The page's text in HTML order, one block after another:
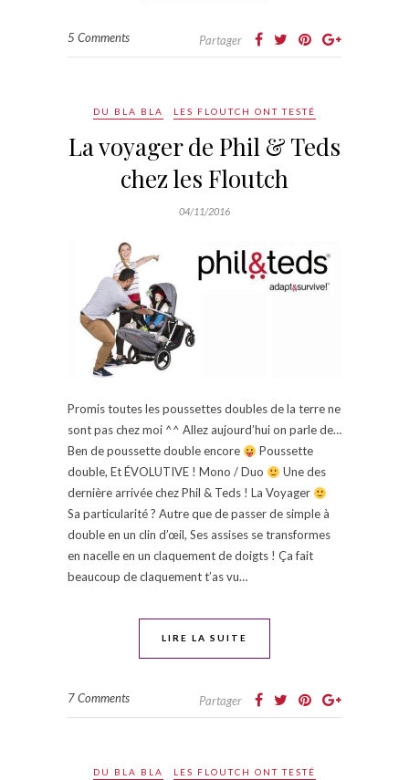
5 Comments Partager
DU BLA BLA LES FLOUTCH ONT TESTÉ
La voyager de Phil & Teds
chez les Floutch
04/11/2016
Promis toutes les poussettes doubles de la terre ne
sont pas chez moi ^^ Allez aujourd’hui on parle de…
Ben de poussette double encore
Poussette
double, Et ÉVOLUTIVE ! Mono / Duo
Une des
dernière arrivée chez Phil & Teds ! La Voyager
Sa particularité ? Autre que de passer de simple à
double en un clin d’œil, Ses assises se transformes
en nacelle en un claquement de doigts ! Ça fait
beaucoup de claquement t’as vu…
LIRE LA SUITE
7 Comments Partager
DU BLA BLA LES FLOUTCH ONT TESTÉ